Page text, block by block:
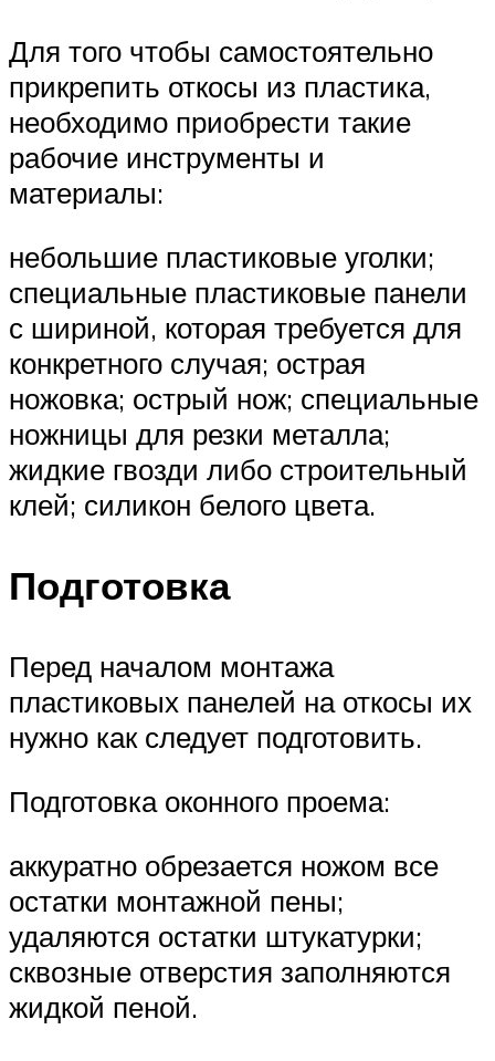
Для того чтобы самостоятельно
прикрепить откосы из пластика,
необходимо приобрести такие
рабочие инструменты и
материалы:
небольшие пластиковые уголки;
специальные пластиковые панели
с шириной, которая требуется для
конкретного случая; острая
ножовка; острый нож; специальные
ножницы для резки металла;
жидкие гвозди либо строительный
клей; силикон белого цвета.
Подготовка
Перед началом монтажа
пластиковых панелей на откосы их
нужно как следует подготовить.
Подготовка оконного проема:
аккуратно обрезается ножом все
остатки монтажной пены;
удаляются остатки штукатурки;
сквозные отверстия заполняются
жидкой пеной.